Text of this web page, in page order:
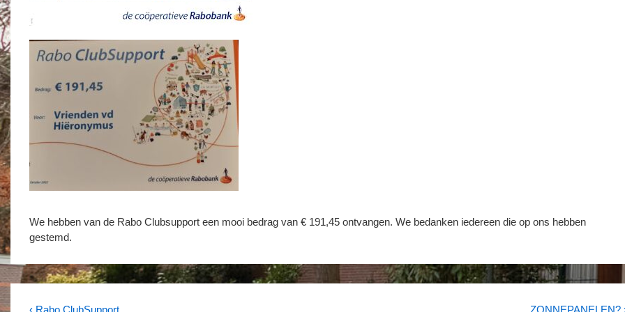
We hebben van de Rabo Clubsupport een mooi bedrag van € 191,45 ontvangen. We bedanken iedereen die op ons hebben
gestemd.
Vorig Volgende